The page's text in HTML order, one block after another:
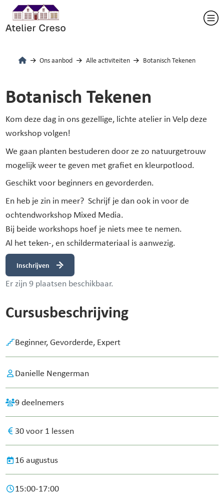
Ons aanbod Alle activiteiten Botanisch Tekenen
Botanisch Tekenen
Kom deze dag in ons gezellige, lichte atelier in Velp deze
workshop volgen!
We gaan planten bestuderen door ze zo natuurgetrouw
mogelijk weer te geven met grafiet en kleurpotlood.
Geschikt voor beginners en gevorderden.
En heb je zin in meer? Schrijf je dan ook in voor de
ochtendworkshop Mixed Media.
Bij beide workshops hoef je niets mee te nemen.
Al het teken-, en schildermateriaal is aanwezig.
Inschrijven
Er zijn 9 plaatsen beschikbaar.
Cursusbeschrijving
Beginner,Gevorderde, Expert
Danielle Nengerman
9 deelnemers
30 voor 1 lessen
16 augustus
15:00-17:00